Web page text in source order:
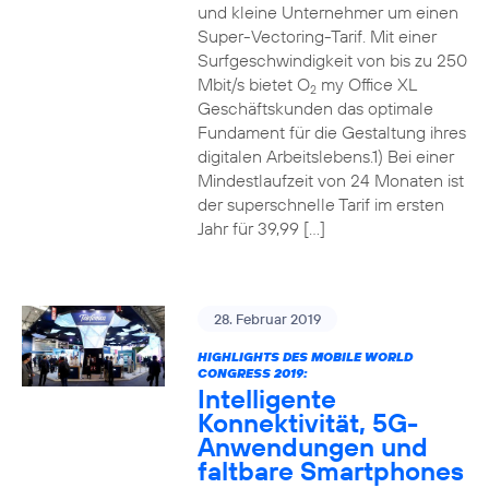
und kleine Unternehmer um einen
Super-Vectoring-Tarif. Mit einer
Surfgeschwindigkeit von bis zu 250
Mbit/s bietet O2my Office XL
Geschäftskunden das optimale
Fundament für die Gestaltung ihres
digitalen Arbeitslebens.1) Bei einer
Mindestlaufzeit von 24 Monaten ist
der superschnelle Tarif im ersten
Jahr für 39,99 […]
28. Februar 2019
HIGHLIGHTS DES MOBILE WORLD
CONGRESS 2019:
Intelligente
Konnektivität, 5G-
Anwendungen und
faltbare Smartphones